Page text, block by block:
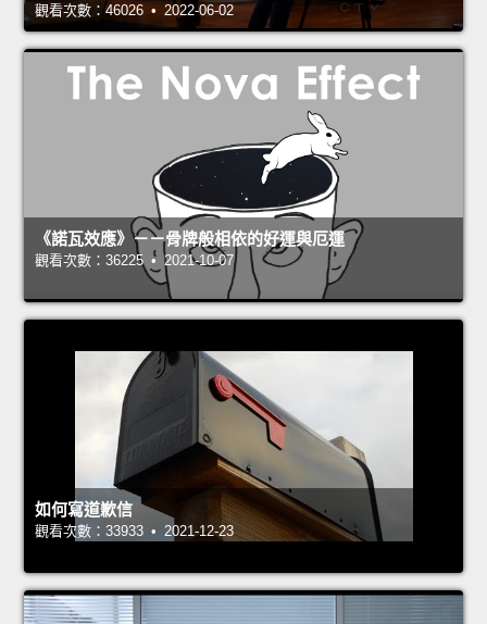
觀看次數：46026 • 2022-06-02
《諾瓦效應》－－骨牌般相依的好運與厄運
觀看次數：36225 • 2021-10-07
如何寫道歉信
觀看次數：33933 • 2021-12-23